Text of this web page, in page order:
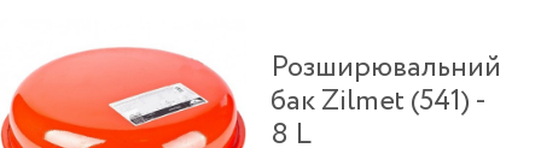
Розширювальний
бак Zilmet (541) -
8 L